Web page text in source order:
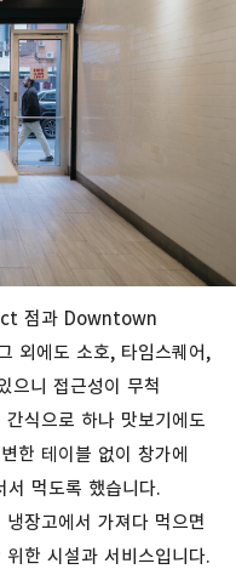
점과 Downtown
외에도 소호, 타임스퀘어,
으니 접근성이 무척
간식으로 하나 맛보기에도
한 테이블 없이 창가에
서 먹도록 했습니다.
냉장고에서 가져다 먹으면
위한 시설과 서비스입니다.